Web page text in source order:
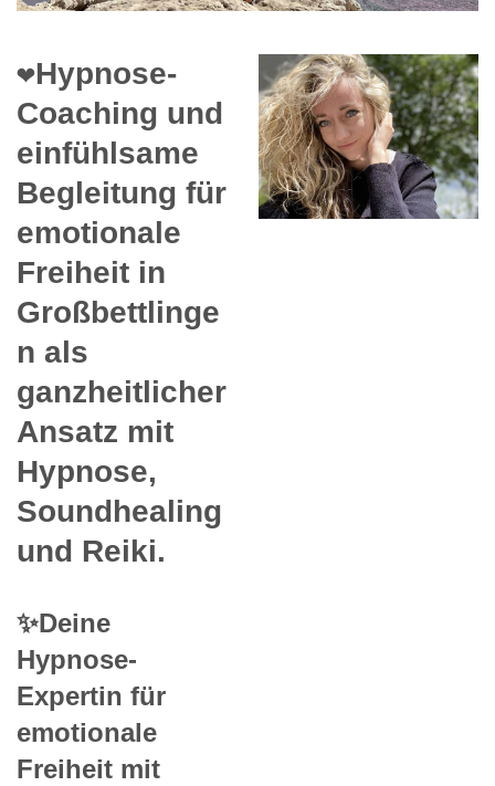
❤️Hypnose-
Coaching und
einfühlsame
Begleitung für
emotionale
Freiheit in
Großbettlinge
n als
ganzheitlicher
Ansatz mit
Hypnose,
Soundhealing
und Reiki.
✨Deine
Hypnose-
Expertin für
emotionale
Freiheit mit